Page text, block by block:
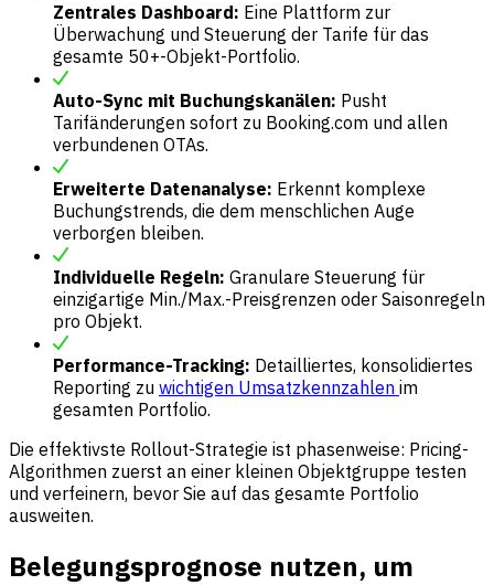
Zentrales Dashboard: Eine Plattform zur
Überwachung und Steuerung der Tarife für das
gesamte 50+-Objekt-Portfolio.
Auto-Sync mit Buchungskanälen: Pusht
Tarifänderungen sofort zu Booking.com und allen
verbundenen OTAs.
Erweiterte Datenanalyse: Erkennt komplexe
Buchungstrends, die dem menschlichen Auge
verborgen bleiben.
Individuelle Regeln: Granulare Steuerung für
einzigartige Min./Max.-Preisgrenzen oder Saisonregeln
pro Objekt.
Performance-Tracking: Detailliertes, konsolidiertes
Reporting zu wichtigen Umsatzkennzahlen im
gesamten Portfolio.
Die effektivste Rollout-Strategie ist phasenweise: Pricing-
Algorithmen zuerst an einer kleinen Objektgruppe testen
und verfeinern, bevor Sie auf das gesamte Portfolio
ausweiten.
Belegungsprognose nutzen, um